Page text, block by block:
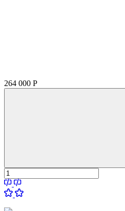
264 000 Р